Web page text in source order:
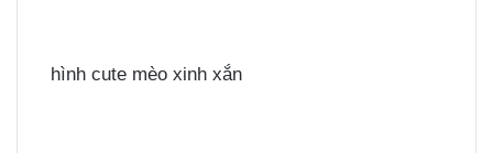
hình cute mèo xinh xắn